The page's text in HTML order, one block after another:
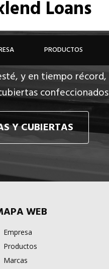
PRODUCTOS
Loans
y en tiempo récord,
confeccionados
Y CUBIERTAS
WEB
Empresa
Productos
Marcas